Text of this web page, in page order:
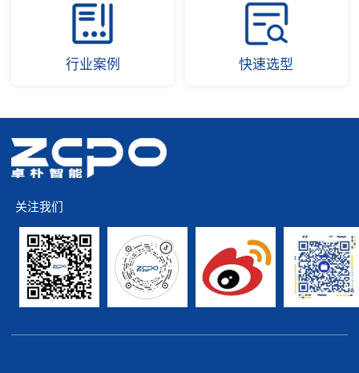
行业案例 快速选型
关注我们